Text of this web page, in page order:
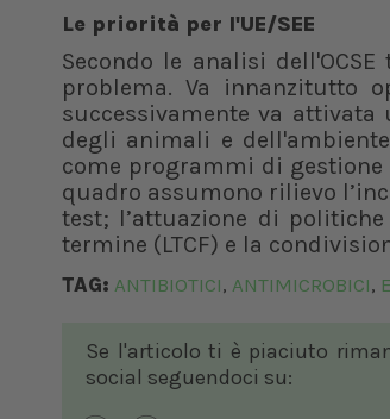
Le priorità per l'UE/SEE
Secondo le analisi
problema. Va innanzitutto
successivamente va attivata
degli animali e
come programmi di gestione
quadro assumono rilievo
test; l’attuazione di
termine (LTCF) e la
TAG: ANTIBIOTICI, ANTIMICROBICI,
Se l'articolo ti è piaciuto
social seguendoci su: